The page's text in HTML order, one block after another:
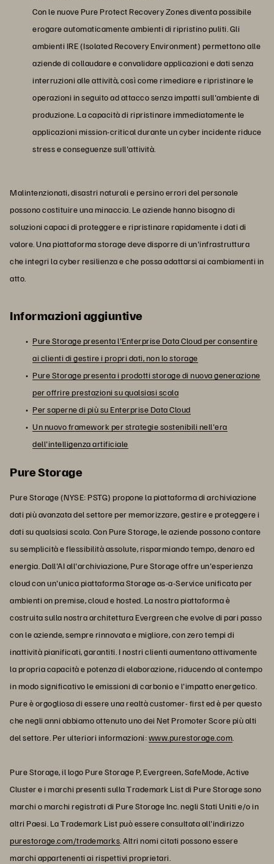
Con le nuove Pure Protect Recovery Zones diventa possibile
erogare automaticamente ambienti di ripristino puliti. Gli
ambienti IRE (Isolated Recovery Environment) permettono alle
aziende di collaudare e convalidare applicazioni e dati senza
interruzioni alle attività, così come rimediare e ripristinare le
operazioni in seguito ad attacco senza impatti sull'ambiente di
produzione. La capacità di ripristinare immediatamente le
applicazioni mission-critical durante un cyber incidente riduce
stress e conseguenze sull'attività.
Malintenzionati, disastri naturali e persino errori del personale
possono costituire una minaccia. Le aziende hanno bisogno di
soluzioni capaci di proteggere e ripristinare rapidamente i dati di
valore. Una piattaforma storage deve disporre di un'infrastruttura
che integri la cyber resilienza e che possa adattarsi ai cambiamenti in
atto.
Informazioni aggiuntive
Pure Storage presenta l'Enterprise Data Cloud per consentire
ai clienti di gestire i propri dati, non lo storage
Pure Storage presenta i prodotti storage di nuova generazione
per offrire prestazioni su qualsiasi scala
Per saperne di più su Enterprise Data Cloud
Un nuovo framework per strategie sostenibili nell'era
dell'intelligenza artificiale
Pure Storage
Pure Storage (NYSE: PSTG) propone la piattaforma di archiviazione
dati più avanzata del settore per memorizzare, gestire e proteggere i
dati su qualsiasi scala. Con Pure Storage, le aziende possono contare
su semplicità e flessibilità assolute, risparmiando tempo, denaro ed
energia. Dall'AI all'archiviazione, Pure Storage offre un'esperienza
cloud con un'unica piattaforma Storage as-a-Service unificata per
ambienti on premise, cloud e hosted. La nostra piattaforma è
costruita sulla nostra architettura Evergreen che evolve di pari passo
con le aziende, sempre rinnovata e migliore, con zero tempi di
inattività pianificati, garantiti. I nostri clienti aumentano attivamente
la propria capacità e potenza di elaborazione, riducendo al contempo
in modo significativo le emissioni di carbonio e l'impatto energetico.
Pure è orgogliosa di essere una realtà customer- first ed è per questo
che negli anni abbiamo ottenuto uno dei Net Promoter Score più alti
del settore. Per ulteriori informazioni:www.purestorage.com
Pure Storage, il logo Pure Storage P, Evergreen, SafeMode, Active
Cluster e i marchi presenti sulla Trademark List di Pure Storage sono
marchi o marchi registrati di Pure Storage Inc. negli Stati Uniti e/o in
altri Paesi. La Trademark List può essere consultata all'indirizzo
purestorage.com/trademarks . Altri nomi citati possono essere
marchi appartenenti ai rispettivi proprietari.